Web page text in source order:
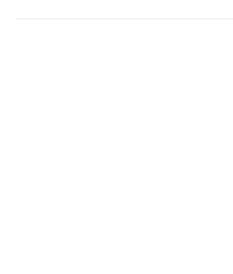
後見人が法定代理人となり、財産管理や法
代理人が重要な手続きを担うことで、権利